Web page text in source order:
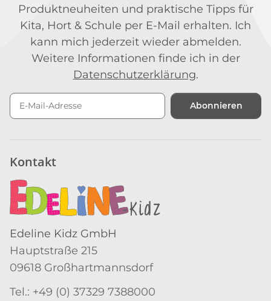
Produktneuheiten und praktische Tipps für
Kita, Hort & Schule per E-Mail erhalten. Ich
kann mich jederzeit wieder abmelden.
Weitere Informationen finde ich in der
Datenschutzerklärung.
Abonnieren
Kontakt
Edeline Kidz GmbH
Hauptstraße 215
09618 Großhartmannsdorf
Tel.: +49 (0) 37329 7388000